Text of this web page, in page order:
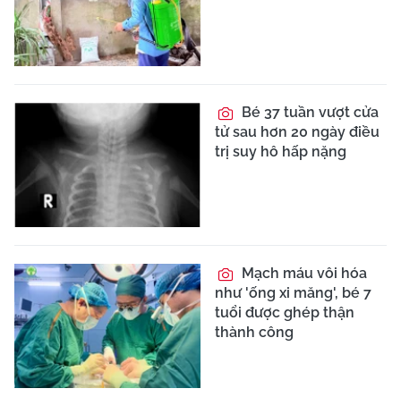
Bé 37 tuần vượt cửa
tử sau hơn 20 ngày điều
trị suy hô hấp nặng
Mạch máu vôi hóa
như 'ống xi măng', bé 7
tuổi được ghép thận
thành công